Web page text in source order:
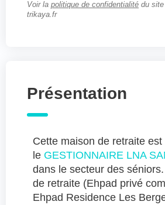
Voir la politique de confidentialité du site
trikaya.fr
Présentation
Cette maison de retraite
le GESTIONNAIRE LNA
dans le secteur des
de retraite (Ehpad privé
Ehpad Residence Les